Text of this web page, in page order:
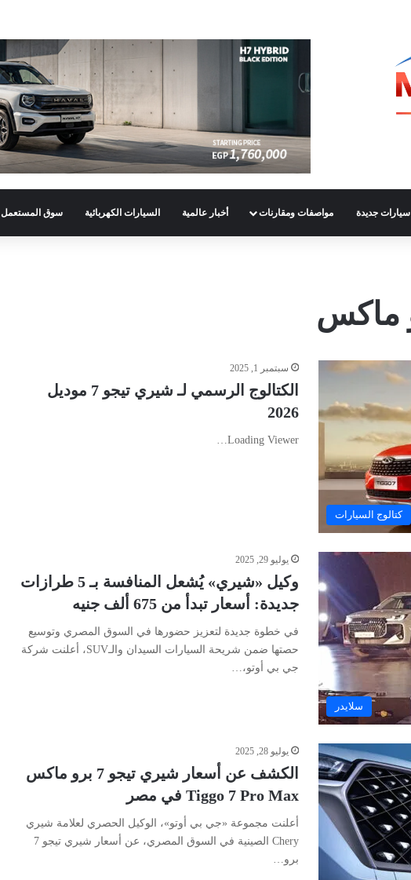
سيارات جديدة مواصفات ومقارنات أخبار عالمية السيارات الكهربائية سوق المستعمل
كتالوج السيارات
سبتمبر 1, 2025
الكتالوج الرسمي لـ شيري تيجو 7 موديل
2026
Loading Viewer…
سلايدر
يوليو 29, 2025
وكيل «شيري» يُشعل المنافسة بـ 5 طرازات
جديدة: أسعار تبدأ من 675 ألف جنيه
في خطوة جديدة لتعزيز حضورها في السوق المصري وتوسيع
حصتها ضمن شريحة السيارات السيدان والـSUV، أعلنت شركة
جي بي أوتو،…
يوليو 28, 2025
الكشف عن أسعار شيري تيجو 7 برو ماكس
Tiggo 7 Pro Max في مصر
أعلنت مجموعة «جي بي أوتو»، الوكيل الحصري لعلامة شيري
Chery الصينية في السوق المصري، عن أسعار شيري تيجو 7
برو…